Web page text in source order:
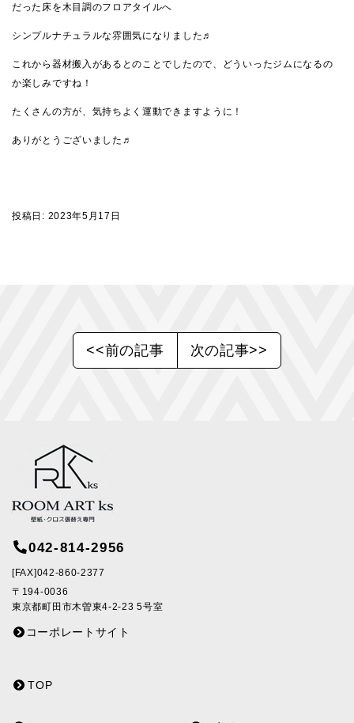
だった床を木目調のフロアタイルへ
シンプルナチュラルな雰囲気になりました♬
これから器材搬入があるとのことでしたので、どういったジムになるの
か楽しみですね！
たくさんの方が、気持ちよく運動できますように！
ありがとうございました♬
投稿日: 2023年5月17日
<<前の記事 次の記事>>
042-814-2956
[FAX]042-860-2377
〒194-0036
東京都町田市木曽東4-2-23 5号室
コーポレートサイト
TOP